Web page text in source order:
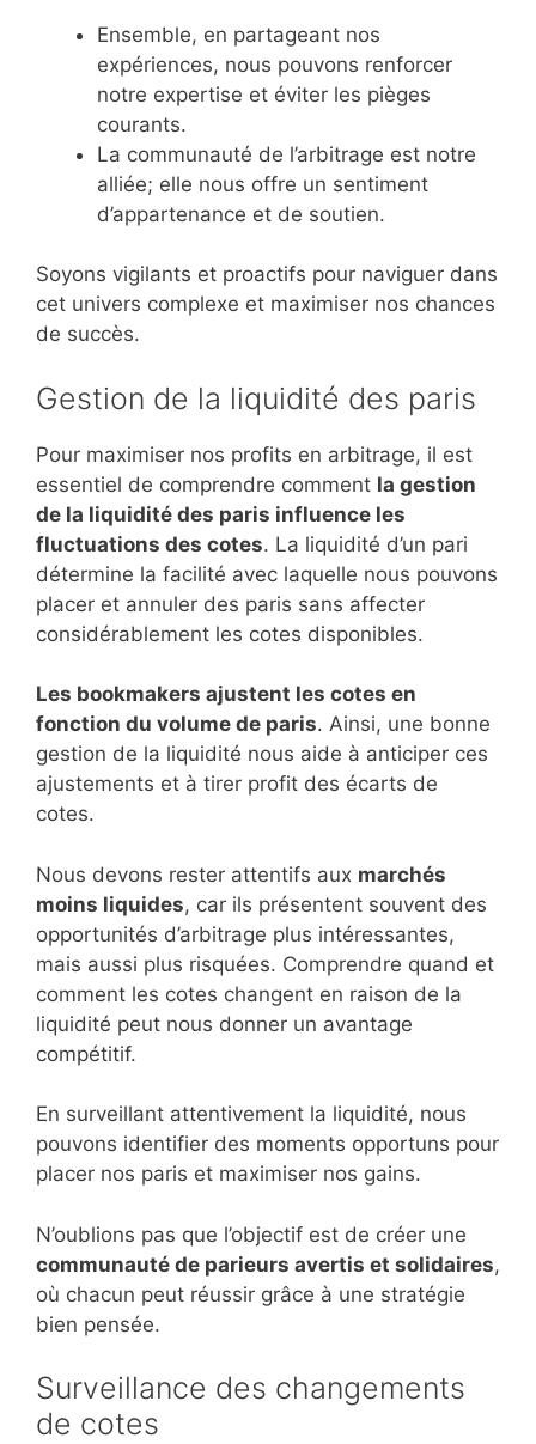
Ensemble, en partageant nos
expériences, nous pouvons renforcer
notre expertise et éviter les pièges
courants.
La communauté de l’arbitrage est notre
alliée; elle nous offre un sentiment
d’appartenance et de soutien.
Soyons vigilants et proactifs pour naviguer dans
cet univers complexe et maximiser nos chances
de succès.
Gestion de la liquidité des paris
Pour maximiser nos profits en arbitrage, il est
essentiel de comprendre comment la gestion
de la liquidité des paris influence les
fluctuations des cotes. La liquidité d’un pari
détermine la facilité avec laquelle nous pouvons
placer et annuler des paris sans affecter
considérablement les cotes disponibles.
Les bookmakers ajustent les cotes en
fonction du volume de paris. Ainsi, une bonne
gestion de la liquidité nous aide à anticiper ces
ajustements et à tirer profit des écarts de
cotes.
Nous devons rester attentifs aux marchés
moins liquides, car ils présentent souvent des
opportunités d’arbitrage plus intéressantes,
mais aussi plus risquées. Comprendre quand et
comment les cotes changent en raison de la
liquidité peut nous donner un avantage
compétitif.
En surveillant attentivement la liquidité, nous
pouvons identifier des moments opportuns pour
placer nos paris et maximiser nos gains.
N’oublions pas que l’objectif est de créer une
communauté de parieurs avertis et solidaires,
où chacun peut réussir grâce à une stratégie
bien pensée.
Surveillance des changements
de cotes